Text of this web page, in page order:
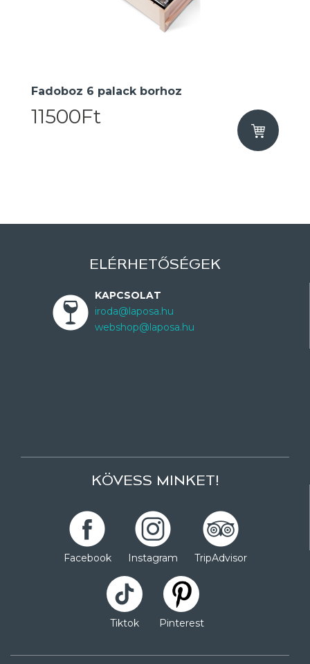
Fadoboz 6 palack borhoz
11500Ft
ELÉRHETŐSÉGEK
KAPCSOLAT
iroda@laposa.hu
webshop@laposa.hu
KÖVESS MINKET!
Facebook Instagram TripAdvisor
Tiktok Pinterest